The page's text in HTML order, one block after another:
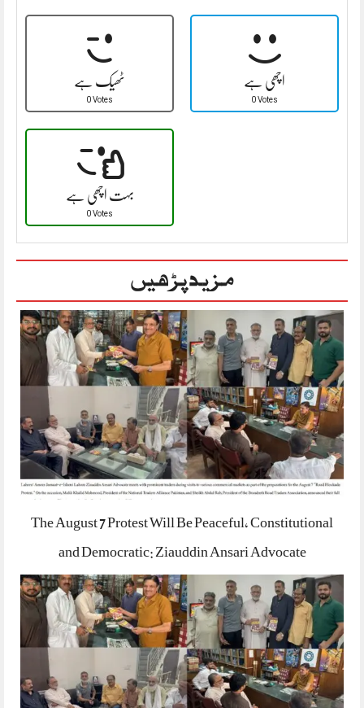
ٹھیک ہے
0 Votes
اچھی ہے
0 Votes
بہت اچھی ہے
0 Votes
مزید پڑھیں
The August 7 Protest Will Be Peaceful, Constitutional
and Democratic: Ziauddin Ansari Advocate